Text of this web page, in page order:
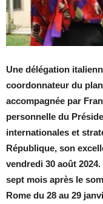
Une délégation
coordonnateur du
accompagnée par
personnelle du
internationales et
République, son
vendredi 30 août
sept mois après le
Rome du 28 au 29